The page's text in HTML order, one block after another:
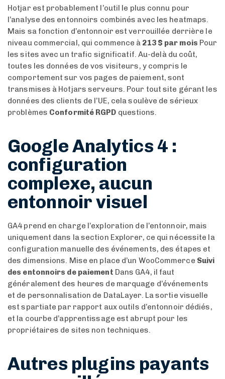
Hotjar est probablement l’outil le plus connu pour
l’analyse des entonnoirs combinés avec les heatmaps.
Mais sa fonction d’entonnoir est verrouillée derrière le
niveau commercial, qui commence à 213 $ par mois Pour
les sites avec un trafic significatif. Au-delà du coût,
toutes les données de vos visiteurs, y compris le
comportement sur vos pages de paiement, sont
transmises à Hotjars serveurs. Pour tout site gérant les
données des clients de l’UE, cela soulève de sérieux
problèmes Conformité RGPD questions.
Google Analytics 4 :
configuration
complexe, aucun
entonnoir visuel
GA4 prend en charge l’exploration de l’entonnoir, mais
uniquement dans la section Explorer, ce qui nécessite la
configuration manuelle des événements, des étapes et
des dimensions. Mise en place d’un WooCommerce Suivi
des entonnoirs de paiement Dans GA4, il faut
généralement des heures de marquage d’événements
et de personnalisation de DataLayer. La sortie visuelle
est spartiate par rapport aux outils d’entonnoir dédiés,
et la courbe d’apprentissage est abrupt pour les
propriétaires de sites non techniques.
Autres plugins payants